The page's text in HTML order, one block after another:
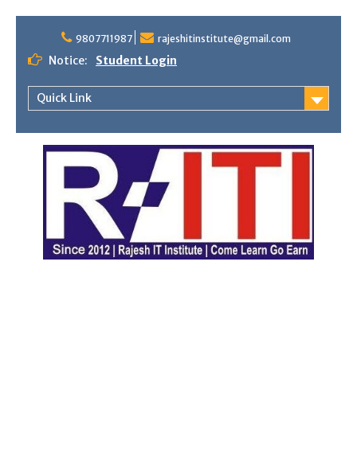
content
9807711987 rajeshitinstitute@gmail.com
Notice: Student Login
Quick Link